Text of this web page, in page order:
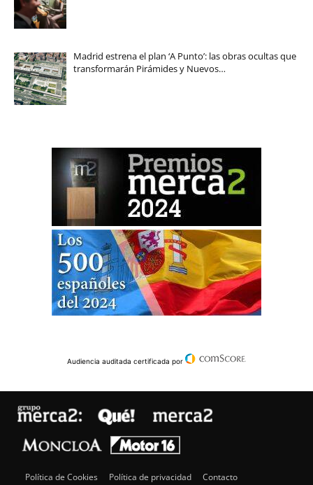
Madrid estrena el plan ‘A Punto’: las obras ocultas que
transformarán Pirámides y Nuevos…
Audiencia auditada certificada por
Política de Cookies Política de privacidad Contacto